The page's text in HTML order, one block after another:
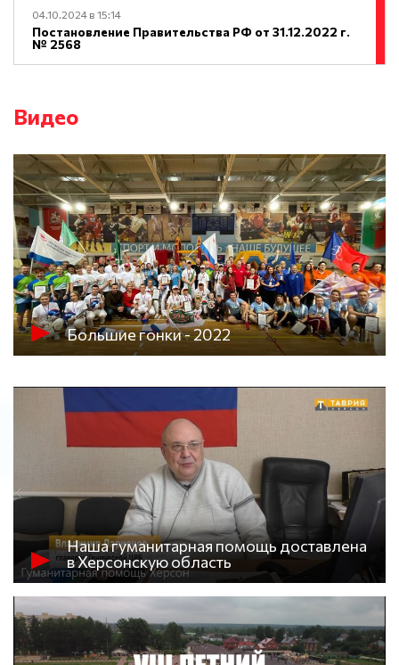
04.10.2024 в 15:14
Постановление Правительства РФ от 31.12.2022 г.
№ 2568
Видео
Большие гонки - 2022
Наша гуманитарная помощь доставлена
в Херсонскую область